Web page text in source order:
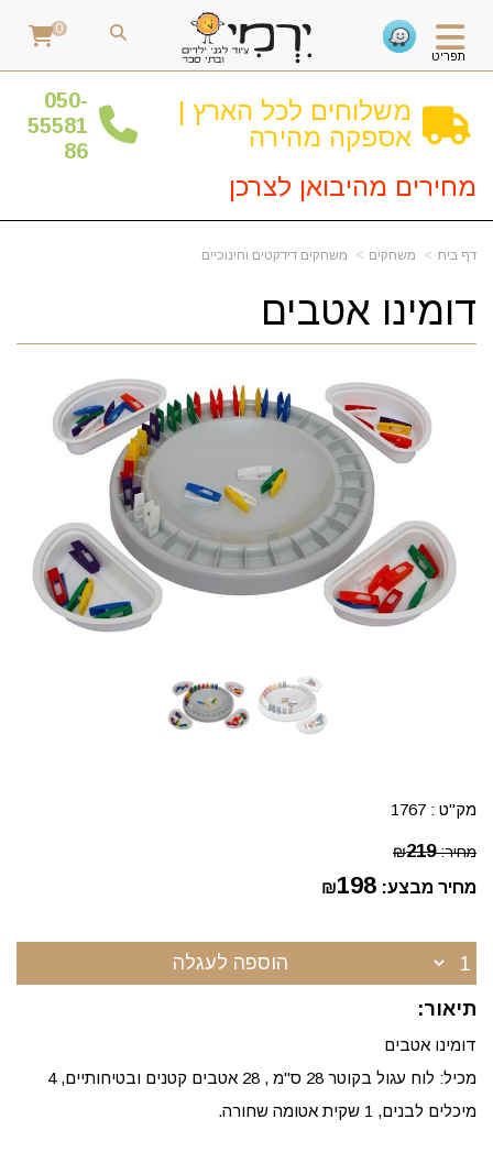
תפריט
0
משלוחים לכל הארץ |
אספקה מהירה
050-
55581
86
מחירים מהיבואן לצרכן
דף בית משחקים משחקים דידקטים וחינוכיים
דומינו אטבים
מק"ט : 1767
מחיר: ₪219
מחיר מבצע: ₪198
הוספה לעגלה
תיאור:
דומינו אטבים
מכיל: לוח עגול בקוטר 28 ס"מ , 28 אטבים קטנים ובטיחותיים, 4
מיכלים לבנים, 1 שקית אטומה שחורה.